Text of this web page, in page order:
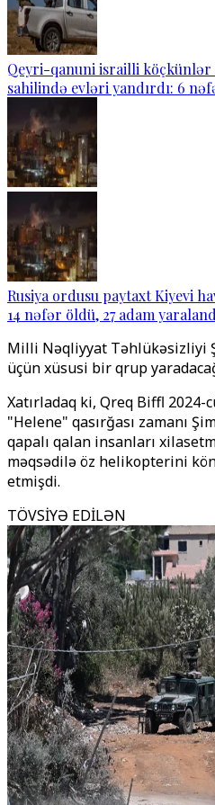
Qeyri-qanuni israilli köçkünlər
sahilində evləri yandırdı: 6
Rusiya ordusu paytaxt Kiyevi
14 nəfər öldü, 27 adam
Milli Nəqliyyat Təhlükəsizliyi
üçün xüsusi bir qrup
Xatırladaq ki, Qreq Biffl 2024-
"Helene" qasırğası zamanı
qapalı qalan insanları
məqsədilə öz helikopterini
etmişdi.
TÖVSİYƏ EDİLƏN